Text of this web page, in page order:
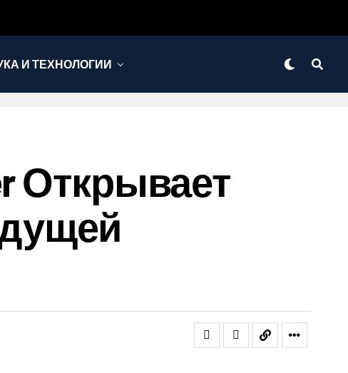
И ТЕХНОЛОГИИ
Открывает